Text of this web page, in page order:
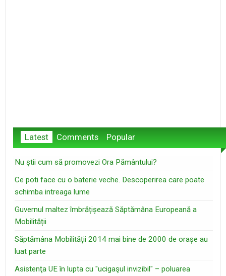
Latest Comments Popular
Nu știi cum să promovezi Ora Pământului?
Ce poti face cu o baterie veche. Descoperirea care poate
schimba intreaga lume
Guvernul maltez îmbrățișează Săptămâna Europeană a
Mobilității
Săptămâna Mobilității 2014 mai bine de 2000 de orașe au
luat parte
Asistenţa UE în lupta cu "ucigaşul invizibil" – poluarea